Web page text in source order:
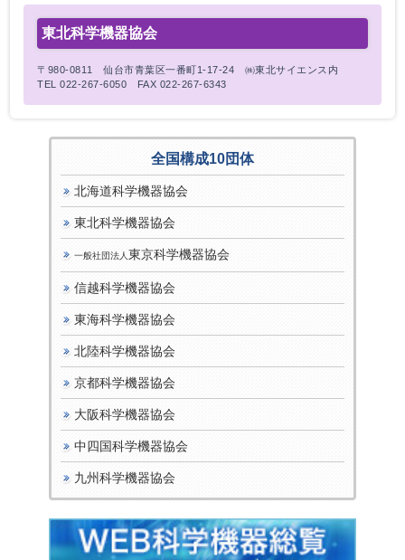
東北科学機器協会
〒980-0811 仙台市青葉区一番町1-17-24 ㈱東北サイエンス内
TEL 022-267-6050 FAX 022-267-6343
全国構成10団体
北海道科学機器協会
東北科学機器協会
一般社団法人 東京科学機器協会
信越科学機器協会
東海科学機器協会
北陸科学機器協会
京都科学機器協会
大阪科学機器協会
中四国科学機器協会
九州科学機器協会